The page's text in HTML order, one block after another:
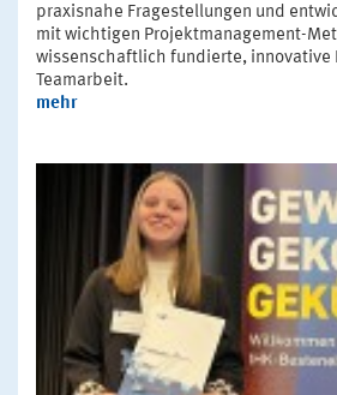
praxisnahe Fragestellungen und
mit wichtigen Projektmanagement-
wissenschaftlich fundierte, innovative
Teamarbeit.
mehr